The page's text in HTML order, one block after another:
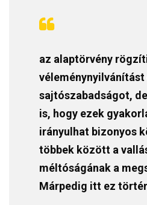
az alaptörvény
véleménynyilvánítást
sajtószabadságot,
is, hogy ezek
irányulhat bizonyos
többek között a
méltóságának a
Márpedig itt ez